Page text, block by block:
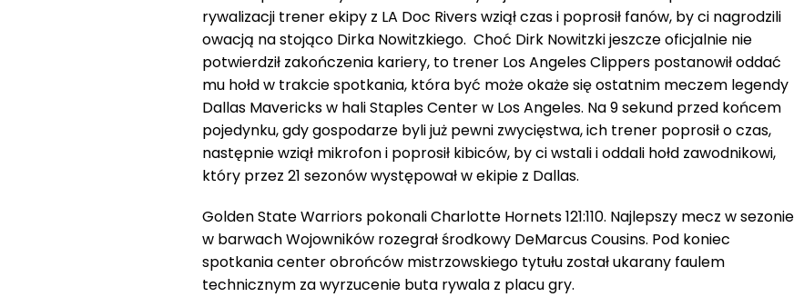
rywalizacji trener ekipy z LA Doc Rivers wziął czas i poprosił fanów, by ci nagrodzili
owacją na stojąco Dirka Nowitzkiego. Choć Dirk Nowitzki jeszcze oficjalnie nie
potwierdził zakończenia kariery, to trener Los Angeles Clippers postanowił oddać
mu hołd w trakcie spotkania, która być może okaże się ostatnim meczem legendy
Dallas Mavericks w hali Staples Center w Los Angeles. Na 9 sekund przed końcem
pojedynku, gdy gospodarze byli już pewni zwycięstwa, ich trener poprosił o czas,
następnie wziął mikrofon i poprosił kibiców, by ci wstali i oddali hołd zawodnikowi,
który przez 21 sezonów występował w ekipie z Dallas.
Golden State Warriors pokonali Charlotte Hornets 121:110. Najlepszy mecz w sezonie
w barwach Wojowników rozegrał środkowy DeMarcus Cousins. Pod koniec
spotkania center obrońców mistrzowskiego tytułu został ukarany faulem
technicznym za wyrzucenie buta rywala z placu gry.